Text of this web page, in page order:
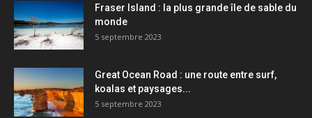
Fraser Island : la plus grande île de sable du
monde
5 septembre 2023
Great Ocean Road : une route entre surf,
koalas et paysages...
5 septembre 2023